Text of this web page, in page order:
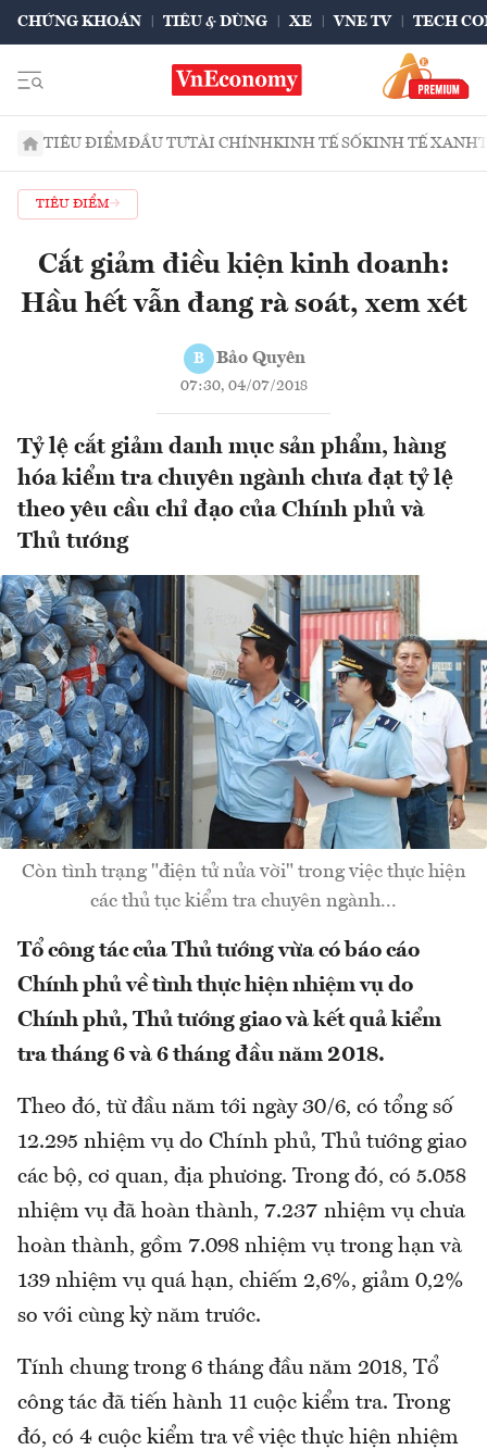
CHỨNG KHOÁN TIÊU & DÙNG XE VNE TV TECH
TIÊU ĐIỂMĐẦU TƯTÀI CHÍNHKINH TẾ SỐKINH TẾ XANH
TIÊU ĐIỂM
Cắt giảm điều kiện kinh doanh:
Hầu hết vẫn đang rà soát, xem xét
B Bảo Quyên
07:30, 04/07/2018
Tỷ lệ cắt giảm danh mục sản phẩm, hàng
hóa kiểm tra chuyên ngành chưa đạt tỷ lệ
theo yêu cầu chỉ đạo của Chính phủ và
Thủ tướng
Còn tình trạng "điện tử nửa vời" trong việc thực hiện
các thủ tục kiểm tra chuyên ngành...
Tổ công tác của Thủ tướng vừa có báo cáo
Chính phủ về tình thực hiện nhiệm vụ do
Chính phủ, Thủ tướng giao và kết quả kiểm
tra tháng 6 và 6 tháng đầu năm 2018.
Theo đó, từ đầu năm tới ngày 30/6, có tổng số
12.295 nhiệm vụ do Chính phủ, Thủ tướng giao
các bộ, cơ quan, địa phương. Trong đó, có 5.058
nhiệm vụ đã hoàn thành, 7.237 nhiệm vụ chưa
hoàn thành, gồm 7.098 nhiệm vụ trong hạn và
139 nhiệm vụ quá hạn, chiếm 2,6%, giảm 0,2%
so với cùng kỳ năm trước.
Tính chung trong 6 tháng đầu năm 2018, Tổ
công tác đã tiến hành 11 cuộc kiểm tra. Trong
đó, có 4 cuộc kiểm tra về việc thực hiện nhiệm